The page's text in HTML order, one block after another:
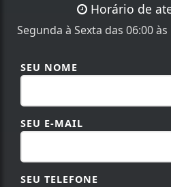
Horário de
Segunda à Sexta das 06:00
SEU NOME
SEU E-MAIL
SEU TELEFONE